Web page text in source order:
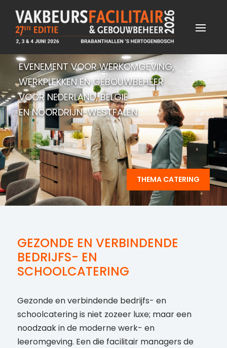
EVENEMENT VOOR WERKOMGEVING,
WERKPLEKKEN EN GEBOUWBEHEER
VOOR NEDERLAND, BELGIË
EN NOORDRIJN-WESTFALEN
THEMA CATERING
GEZONDE EN VERBINDENDE
BEDRIJFS- EN
SCHOOLCATERING
Gezonde en verbindende bedrijfs- en
schoolcatering is niet zozeer luxe; maar een
noodzaak in de moderne werk- en
leeromgeving. Een die facilitair managers de